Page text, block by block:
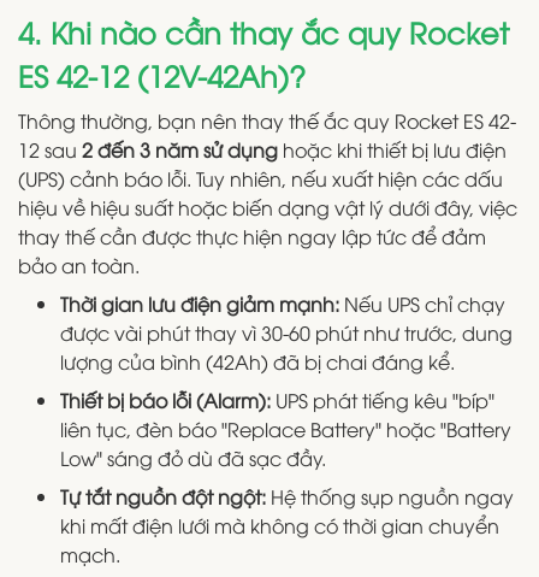
4. Khi nào cần thay ắc quy Rocket
ES 42-12 (12V-42Ah)?
Thông thường, bạn nên thay thế ắc quy Rocket ES 42-
12 sau 2 đến 3 năm sử dụng hoặc khi thiết bị lưu điện
(UPS) cảnh báo lỗi. Tuy nhiên, nếu xuất hiện các dấu
hiệu về hiệu suất hoặc biến dạng vật lý dưới đây, việc
thay thế cần được thực hiện ngay lập tức để đảm
bảo an toàn.
Thời gian lưu điện giảm mạnh: Nếu UPS chỉ chạy
được vài phút thay vì 30-60 phút như trước, dung
lượng của bình (42Ah) đã bị chai đáng kể.
Thiết bị báo lỗi (Alarm): UPS phát tiếng kêu "bíp"
liên tục, đèn báo "Replace Battery" hoặc "Battery
Low" sáng đỏ dù đã sạc đầy.
Tự tắt nguồn đột ngột: Hệ thống sụp nguồn ngay
khi mất điện lưới mà không có thời gian chuyển
mạch.